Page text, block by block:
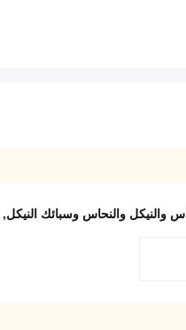
والنيكل والنحاس وسبائك النيكل,